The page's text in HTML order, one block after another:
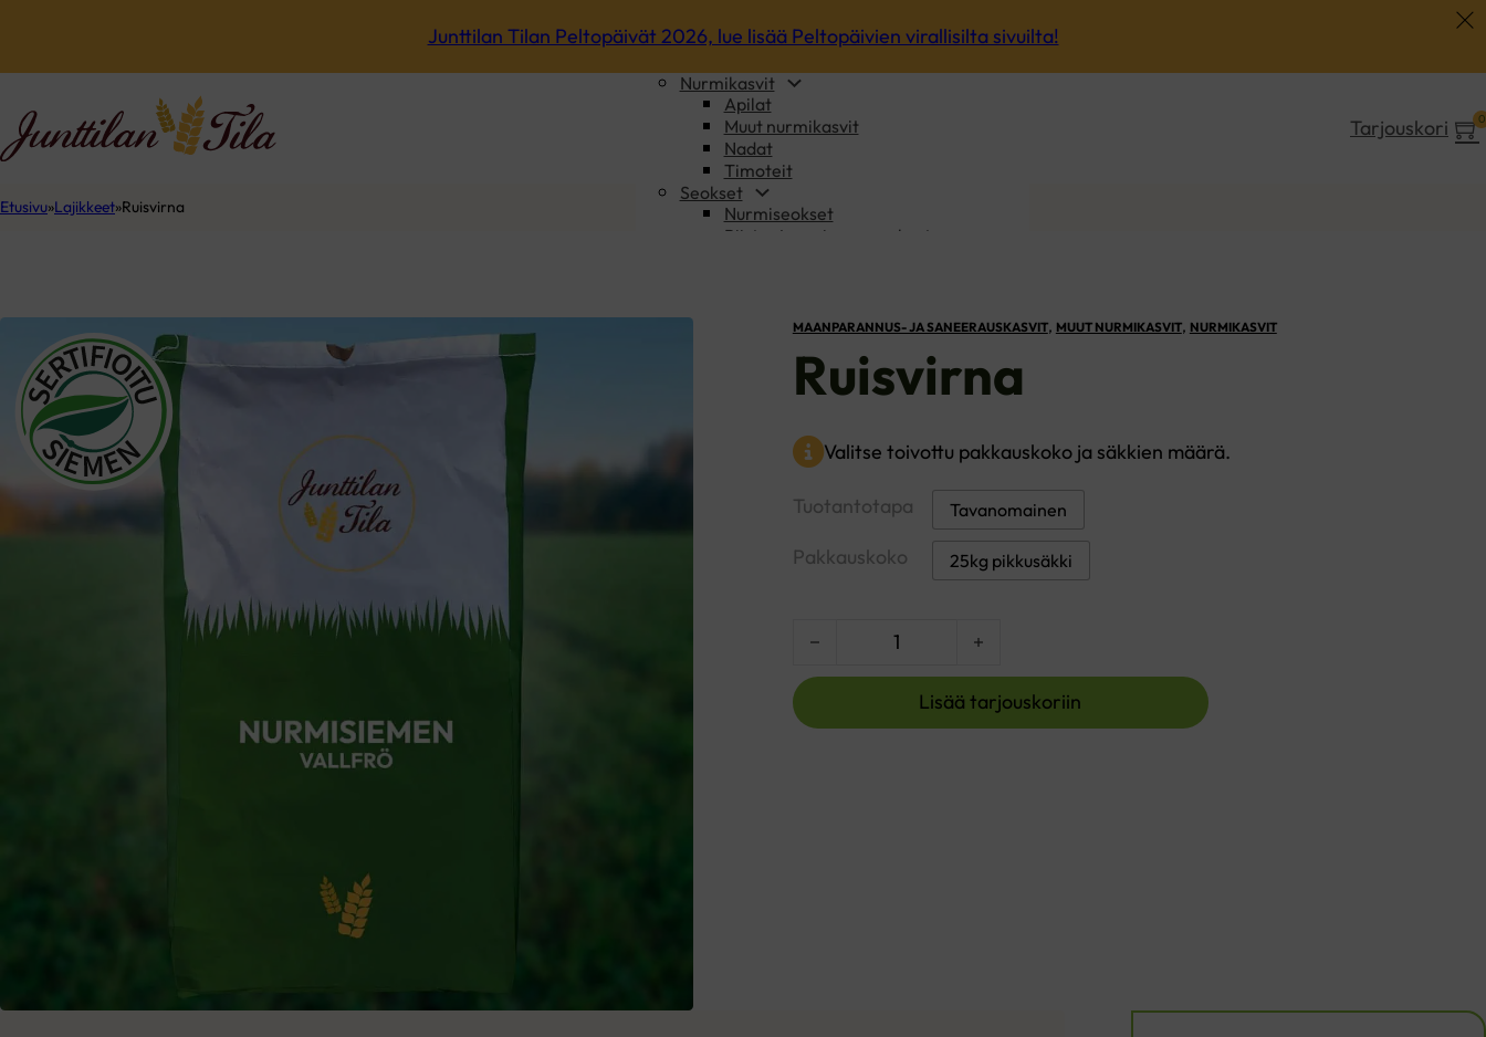
Junttilan Tilan Peltopäivät 2026, lue lisää Peltopäivien virallisilta sivuilta!
Kevätrypsit
Nurmikasvit
Apilat
Muut nurmikasvit
Nadat
Timoteit
Seokset
Nurmiseokset
Riista- ja maisemaseokset
Oma siemenseos
Yhteystiedot
0
Tarjouskori
Etusivu Lajikkeet Ruisvirna
MAANPARANNUS- JA SANEERAUSKASVIT, MUUT NURMIKASVIT, NURMIKASVIT
Ruisvirna
Valitse toivottu pakkauskoko ja säkkien määrä.
Tuotantotapa Tavanomainen
Pakkauskoko 25kg pikkusäkki
Ruisvirna määrä
Lisää tarjouskoriin